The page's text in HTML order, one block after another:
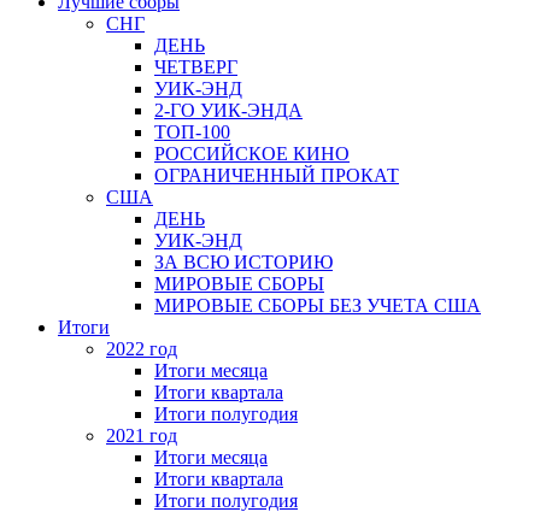
СНГ
ДЕНЬ
ЧЕТВЕРГ
УИК-ЭНД
2-ГО УИК-ЭНДА
ТОП-100
РОССИЙСКОЕ КИНО
ОГРАНИЧЕННЫЙ ПРОКАТ
США
ДЕНЬ
УИК-ЭНД
ЗА ВСЮ ИСТОРИЮ
МИРОВЫЕ СБОРЫ
МИРОВЫЕ СБОРЫ БЕЗ УЧЕТА США
Итоги
2022 год
Итоги месяца
Итоги квартала
Итоги полугодия
2021 год
Итоги месяца
Итоги квартала
Итоги полугодия